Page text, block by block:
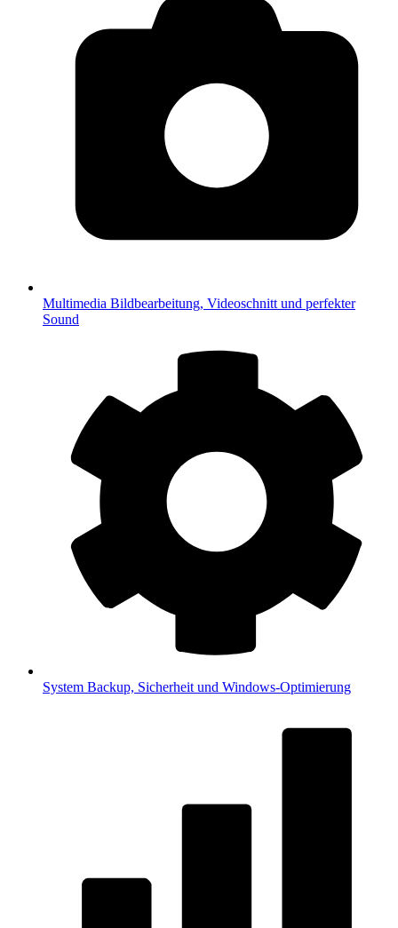
Multimedia Bildbearbeitung, Videoschnitt und perfekter
Sound
System Backup, Sicherheit und Windows-Optimierung